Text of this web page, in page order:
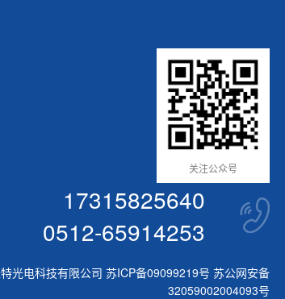
关注公众号
17315825640
0512-65914253
光电科技有限公司 苏ICP备09099219号 苏公网安备
32059002004093号